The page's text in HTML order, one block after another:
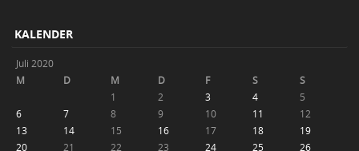
KALENDER
Juli 2020
M
D M D F S
S
1
2 3 4
5
6
7 8 9 10 11
12
13
14 15 16 17 18
19
20
21 22 23 24 25 26